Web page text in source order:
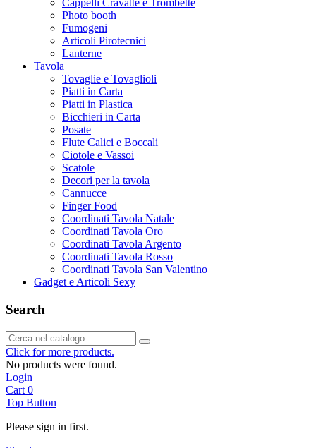
Cappelli Cravatte e Trombette
Photo booth
Fumogeni
Articoli Pirotecnici
Lanterne
Tavola
Tovaglie e Tovaglioli
Piatti in Carta
Piatti in Plastica
Bicchieri in Carta
Posate
Flute Calici e Boccali
Ciotole e Vassoi
Scatole
Decori per la tavola
Cannucce
Finger Food
Coordinati Tavola Natale
Coordinati Tavola Oro
Coordinati Tavola Argento
Coordinati Tavola Rosso
Coordinati Tavola San Valentino
Gadget e Articoli Sexy
Search
Click for more products.
No products were found.
Login
Cart 0
Top Button
Please sign in first.